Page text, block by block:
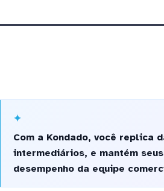
Com a Kondado, você replica
intermediários, e mantém
desempenho da equipe